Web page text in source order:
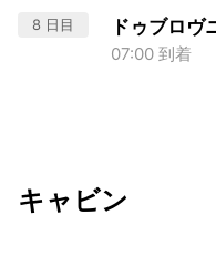
8 日目 ドゥブロヴ
07:00 到着
キャビン